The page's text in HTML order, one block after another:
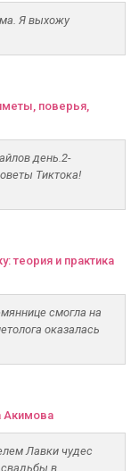
Я выхожу
поверья,
день.2-
Тиктока!
теория и практика
смогла на
оказалась
Акимова
Лавки чудес
в